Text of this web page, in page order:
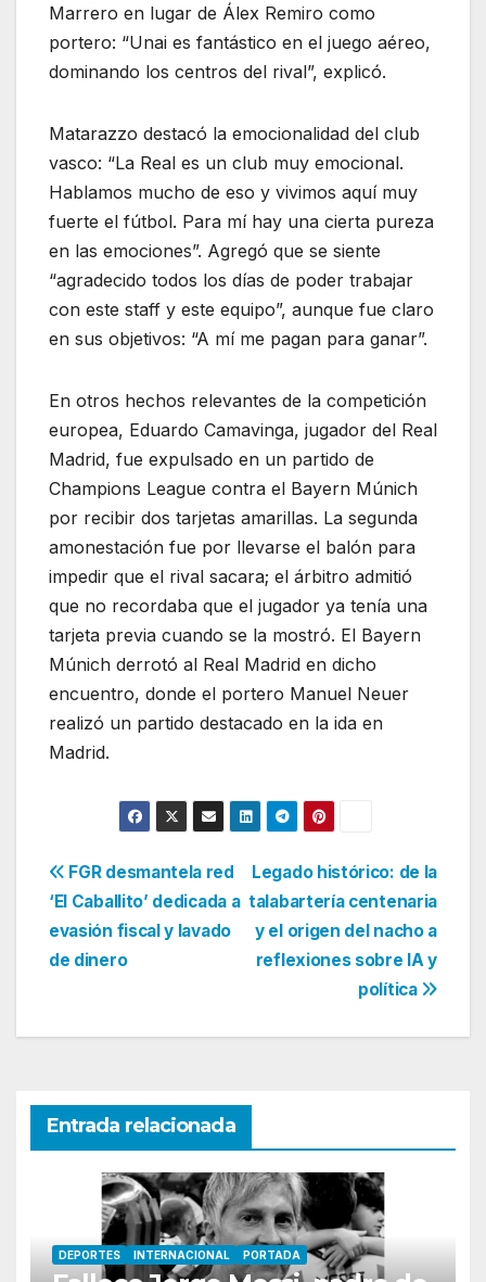
Marrero en lugar de Álex Remiro como
portero: “Unai es fantástico en el juego aéreo,
dominando los centros del rival”, explicó.
Matarazzo destacó la emocionalidad del club
vasco: “La Real es un club muy emocional.
Hablamos mucho de eso y vivimos aquí muy
fuerte el fútbol. Para mí hay una cierta pureza
en las emociones”. Agregó que se siente
“agradecido todos los días de poder trabajar
con este staff y este equipo”, aunque fue claro
en sus objetivos: “A mí me pagan para ganar”.
En otros hechos relevantes de la competición
europea, Eduardo Camavinga, jugador del Real
Madrid, fue expulsado en un partido de
Champions League contra el Bayern Múnich
por recibir dos tarjetas amarillas. La segunda
amonestación fue por llevarse el balón para
impedir que el rival sacara; el árbitro admitió
que no recordaba que el jugador ya tenía una
tarjeta previa cuando se la mostró. El Bayern
Múnich derrotó al Real Madrid en dicho
encuentro, donde el portero Manuel Neuer
realizó un partido destacado en la ida en
Madrid.
Navegación
de
entradas
Legado histórico: de la
talabartería centenaria
y el origen del nacho a
reflexiones sobre IA y
política
FGR desmantela red
‘El Caballito’ dedicada a
evasión fiscal y lavado
de dinero
Entrada relacionada
DEPORTES INTERNACIONAL PORTADA